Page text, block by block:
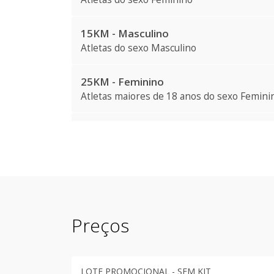
15KM - Masculino
Atletas do sexo Masculino
25KM - Feminino
Atletas maiores de 18 anos do sexo
4KM - Masculino
Preços
LOTE PROMOCIONAL - SEM KIT